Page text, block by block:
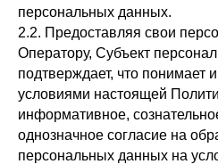
персональных данных.
2.2. Предоставляя свои
Оператору, Субъект
подтверждает, что понимает
условиями настоящей
информативное,
однозначное согласие на
персональных данных на